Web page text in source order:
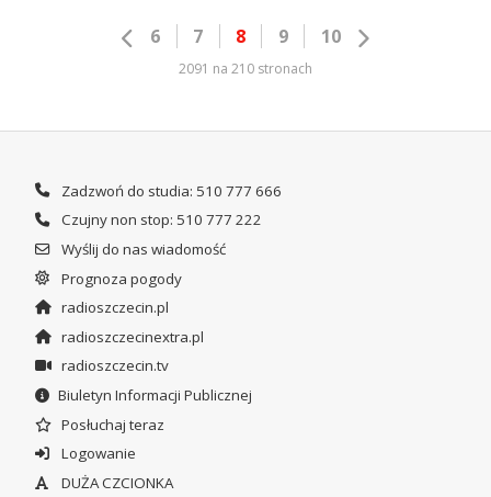
6 7 8 9 10
2091 na 210 stronach
Zadzwoń do studia: 510 777 666
Czujny non stop: 510 777 222
Wyślij do nas wiadomość
Prognoza pogody
radioszczecin.pl
radioszczecinextra.pl
radioszczecin.tv
Biuletyn Informacji Publicznej
Posłuchaj teraz
Logowanie
DUŻA CZCIONKA